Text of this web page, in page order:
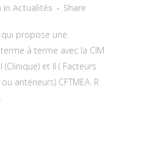
in Actualités Share
propose une
à terme avec la CIM
et II ( Facteurs
antérieurs) CFTMEA. R